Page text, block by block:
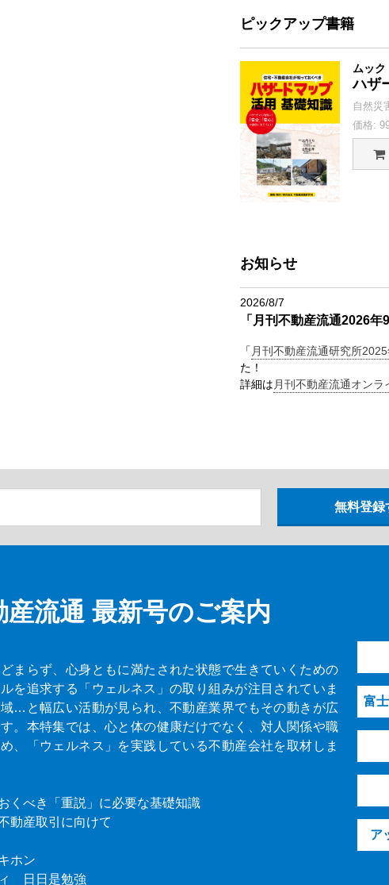
ピックアップ書籍
ムック
ハザ
自然災
価格:
お知らせ
2026/8/7
「月刊不動産流通2026年
「 月刊不動産流通研究所
た！
詳細は 月刊不動産流通オンラ
産流通 最新号のご案内
まらず、心身ともに満たされた状態で生きていくための
を追求する「ウェルネス」の取り組みが注目されていま
…と幅広い活動が見られ、不動産業界でもその動きが広
。本特集では、心と体の健康だけでなく、対人関係や職
、「ウェルネス」を実践している不動産会社を取材しま
くべき「重説」に必要な基礎知識
動産取引に向けて
ホン
ィ 日日是勉強
富
ア